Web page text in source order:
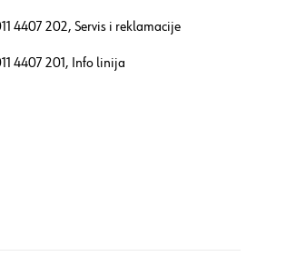
4407 202, Servis i reklamacije
4407 201, Info linija